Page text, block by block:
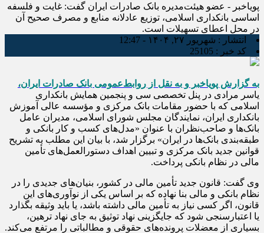
پویاخبر - عضو هیئت‌مدیره بانک صادرات ایران گفت: غایت و فلسفه
اساسی بانکداری اسلامی، توزیع عادلانه منابع و مصرف صحیح آن
در محل اعطای تسهیلات است.
انتشار : شهریور ۲۷, ۱۴۰۴ - 12:47
کد خبر : 25105
به گزارش پویاخبر و به نقل از روابط‌عمومی بانک صادرات ایران،
یاسر مرادی در پنل تخصصی سی و پنجمین همایش بانکداری
اسلامی که با حضور مقامات بانک مرکزی و مؤسسه عالی آموزش
بانکداری ایران، نمایندگان مجلس شورای اسلامی، مدیران عامل
بانک‌ها و صاحب‌نظران با عنوان «مدل‌های کسب و کار بانکی و
طبقه‌بندی بانک‌ها در ایران» برگزار شد، با بیان این مطلب به تشریح
قوانین جدید بانک مرکزی و تبیین اهداف دستورالعمل‌های تأمین
مالی در نظام بانکی پرداخت.
وی گفت: قانون جدید تأمین مالی در کشور، بنیان‌های جدیدی را در
نظام بانکی و مالی بنا نهاده که بر اساس یکی از نوآوری‌های این
قانون، اگر کسی نیاز به تأمین مالی داشته باشد، یا باید وثیقه بگذارد
یا اعتبارسنجی شود که جایگزینی نهاد توثیق به جای نهاد ترهین،
بسیاری از معضلات پرونده‌های حقوقی و مطالباتی را مرتفع می‌کند.